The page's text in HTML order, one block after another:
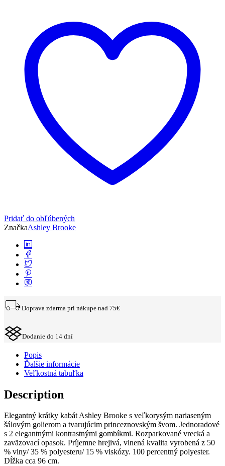
cyklamenový
Pridať do obľúbených
ZnačkaAshley Brooke
Doprava zdarma pri nákupe nad 75€
Dodanie do 14 dní
Popis
Ďalšie informácie
Veľkostná tabuľka
Description
Elegantný krátky kabát Ashley Brooke s veľkorysým nariaseným
šálovým golierom a tvarujúcim princeznovským švom. Jednoradové
s 2 elegantnými kontrastnými gombíkmi. Rozparkované vrecká a
zaväzovací opasok. Príjemne hrejivá, vlnená kvalita vyrobená z 50
% vlny/ 35 % polyesteru/ 15 % viskózy. 100 percentný polyester.
Dĺžka cca 96 cm.